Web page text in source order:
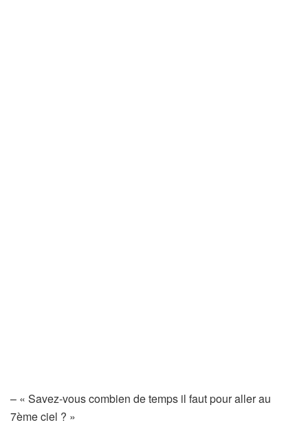
– « Savez-vous combien de temps il faut pour aller au
7ème ciel ? »